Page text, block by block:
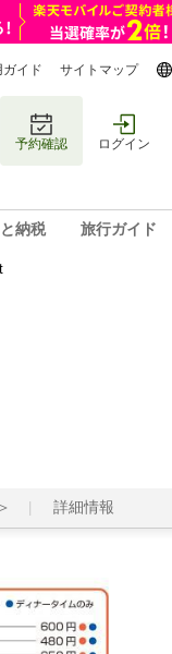
ガイド サイトマップ
予約確認 ログイン
納税 旅行ガイド
詳細情報